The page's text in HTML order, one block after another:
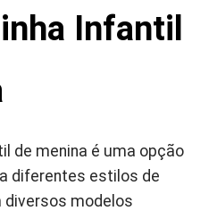
Infantil
de menina é uma opção
diferentes estilos de
diversos modelos